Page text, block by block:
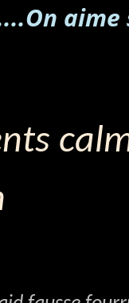
aime